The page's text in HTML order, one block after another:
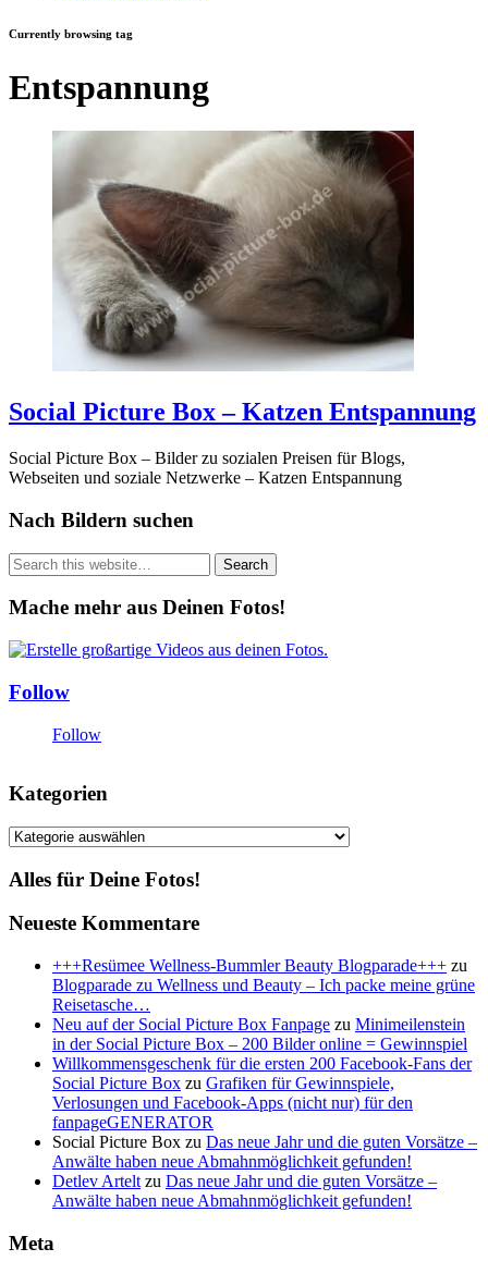
Currently browsing tag
Entspannung
Social Picture Box – Katzen Entspannung
Social Picture Box – Bilder zu sozialen Preisen für Blogs,
Webseiten und soziale Netzwerke – Katzen Entspannung
Nach Bildern suchen
Mache mehr aus Deinen Fotos!
Follow
Follow
Kategorien
Kategorien
Alles für Deine Fotos!
Neueste Kommentare
+++Resümee Wellness-Bummler Beauty Blogparade+++ zu
Blogparade zu Wellness und Beauty – Ich packe meine grüne
Reisetasche…
Neu auf der Social Picture Box Fanpage zu Minimeilenstein
in der Social Picture Box – 200 Bilder online = Gewinnspiel
Willkommensgeschenk für die ersten 200 Facebook-Fans der
Social Picture Box zu Grafiken für Gewinnspiele,
Verlosungen und Facebook-Apps (nicht nur) für den
fanpageGENERATOR
Social Picture Box zu Das neue Jahr und die guten Vorsätze –
Anwälte haben neue Abmahnmöglichkeit gefunden!
Detlev Artelt zu Das neue Jahr und die guten Vorsätze –
Anwälte haben neue Abmahnmöglichkeit gefunden!
Meta